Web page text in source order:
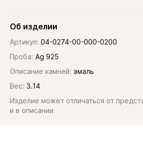
Об изделии
Артикул: 04-0274-00-000-0200
Проба: Ag 925
Описание камней: эмаль
Вес: 3.14
Изделие может отличаться от
и в описании